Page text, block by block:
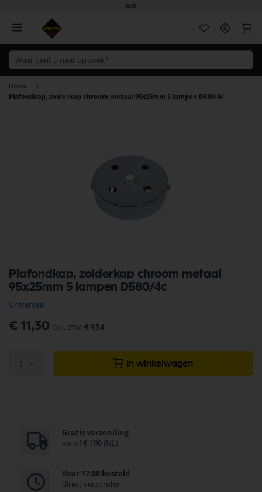
B2B
Home
Plafondkap, zolderkap chroom metaal 95x25mm 5 lampen D580/4c
Plafondkap, zolderkap chroom metaal
95x25mm 5 lampen D580/4c
Universeel
€ 11,30 € 9,34
1 In winkelwagen
Gratis verzending
vanaf € 100 (NL)
Voor 17:00 besteld
direct verzonden
naar
het
van
de
afbeeldingen-